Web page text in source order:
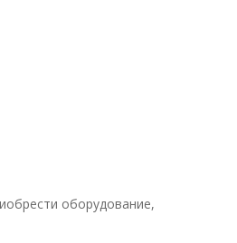
оборудование,